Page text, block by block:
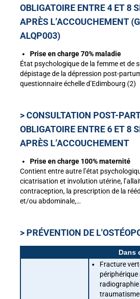
OBLIGATOIRE ENTRE 4 ET 8
APRÈS L’ACCOUCHEMENT
ALQP003)
Prise en charge 70% maladie
État psychologique de la femme et de
dépistage de la dépression post-
questionnaire échelle d’Edimbourg (2)
> CONSULTATION POST-
OBLIGATOIRE ENTRE 6 ET 8
APRÈS L’ACCOUCHEMENT
Prise en charge 100% maternité
Contient entre autre l’état
cicatrisation et involution utérine,
contraception, la prescription de la
et/ou abdominale,…
> PRÉVENTION DE
Dans
Fracture
traumatisme